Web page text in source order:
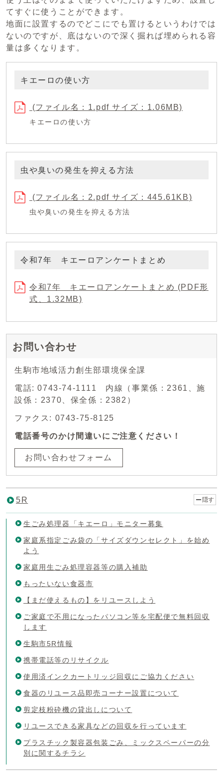
てすぐに使うことができます。
地面に設置するのでどこにでも置けるというわけでは
ないのですが、底はないので深く掘れば埋められる容
量は多くなります。
キエーロの使い方
(ファイル名：1.pdf サイズ：1.06MB)
キエーロの使い方
虫や臭いの発生を抑える方法
(ファイル名：2.pdf サイズ：445.61KB)
虫や臭いの発生を抑える方法
令和7年 キエーロアンケートまとめ
令和7年 キエーロアンケートまとめ (PDF形
式、1.32MB)
お問い合わせ
生駒市地域活力創生部環境保全課
電話: 0743-74-1111 内線（事業係：2361、施
設係：2370、保全係：2382）
ファクス: 0743-75-8125
電話番号のかけ間違いにご注意ください！
お問い合わせフォーム
5R 隠す
生ごみ処理器「キエーロ」モニター募集
家庭系指定ごみ袋の「サイズダウンセレクト」を始め
よう
家庭用生ごみ処理容器等の購入補助
もったいない食器市
【まだ使えるもの】をリユースしよう
ご家庭で不用になったパソコン等を宅配便で無料回収
します
生駒市5R情報
携帯電話等のリサイクル
使用済インクカートリッジ回収にご協力ください
食器のリユース品即売コーナー設置について
剪定枝粉砕機の貸出しについて
リユースできる家具などの回収を行っています
プラスチック製容器包装ごみ、ミックスペーパーの分
別に関するチラシ